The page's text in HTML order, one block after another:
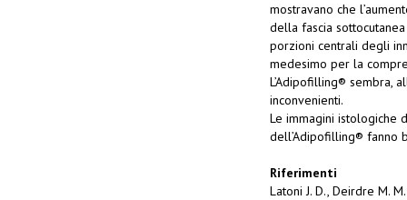
mostravano che
della fascia
porzioni centrali degli
medesimo per la
L’Adipofilling® sembra,
inconvenienti.
Le immagini istologiche
dell’Adipofilling® fanno
Riferimenti
Latoni J. D., Deirdre M.